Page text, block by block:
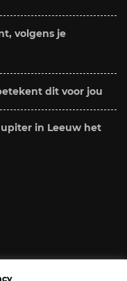
volgens je
dit voor jou
in Leeuw het